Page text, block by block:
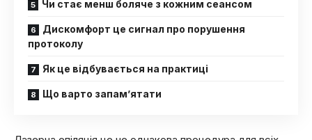
Чи стає менш боляче з кожним сеансом
Дискомфорт це сигнал про порушення
протоколу
Як це відбувається на практиці
Що варто запам’ятати